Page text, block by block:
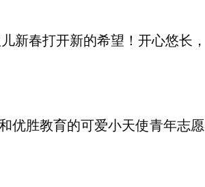
新春打开新的希望！开心悠长
优胜教育的可爱小天使青年志